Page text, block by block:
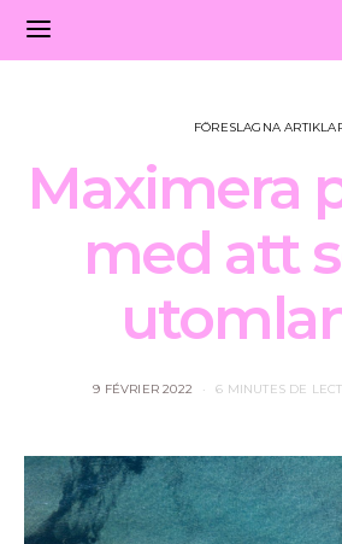
FÖRESLAGNA
Maximera
med att
9 FÉVRIER 2022 6 MINUTES DE